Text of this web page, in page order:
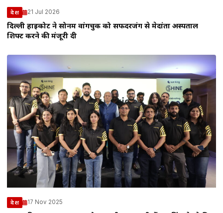
देश 21 Jul 2026
दिल्ली हाईकोर्ट ने सोनम वांगचुक को सफदरजंग से मेदांता अस्पताल
शिफ्ट करने की मंजूरी दी
देश 17 Nov 2025